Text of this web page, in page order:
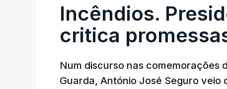
Incêndios.
critica
Num discurso nas comemorações
Guarda, António José Seguro